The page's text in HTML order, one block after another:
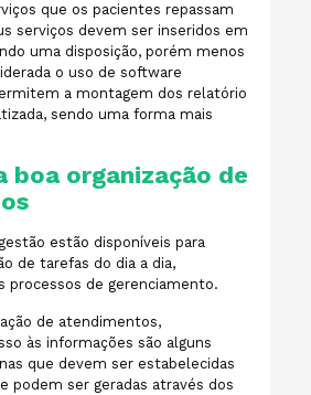
que os pacientes repassam
serviços devem ser inseridos em
uma disposição, porém menos
o uso de software
a montagem dos relatório
sendo uma forma mais
boa organização de
estão disponíveis para
de tarefas do dia a dia,
processos de gerenciamento.
de atendimentos,
às informações são alguns
que devem ser estabelecidas
podem ser geradas através dos